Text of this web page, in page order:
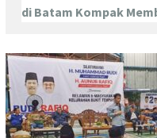
di Batam Kompak